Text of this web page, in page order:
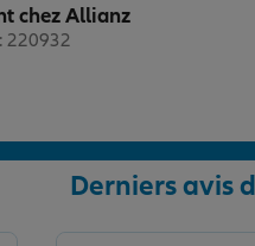
chez Allianz
220932
Derniers avis